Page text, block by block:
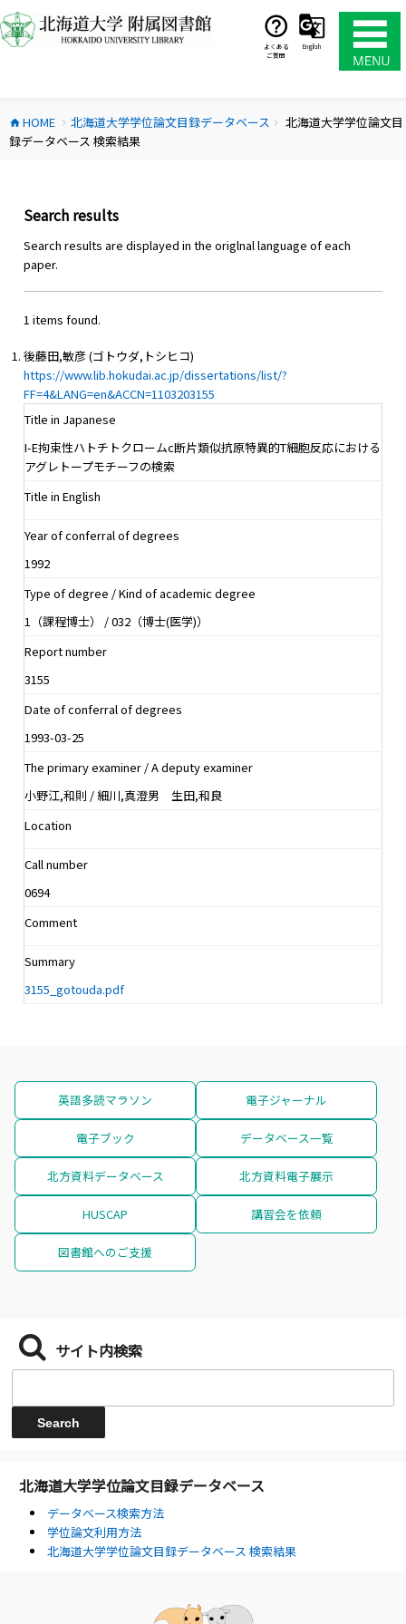
ン
テ
ス
キ
よくある
ご質問
English
home HOME chevron_right 北海道大学学位論文目録データベース chevron_right
北海道大学学位論文目
録データベース 検索結果
Search results
Search results are displayed in the origlnal language of each
paper.
1 items found.
後藤田,敏彦 (ゴトウダ,トシヒコ)
https://www.lib.hokudai.ac.jp/dissertations/list/?
FF=4&LANG=en&ACCN=1103203155
Title in Japanese
I-E拘束性ハトチトクロームc断片類似抗原特異的T細胞反応における
アグレトープモチーフの検索
Title in English
Year of conferral of degrees
1992
Type of degree / Kind of academic degree
1（課程博士） / 032（博士(医学)）
Report number
3155
Date of conferral of degrees
1993-03-25
The primary examiner / A deputy examiner
小野江,和則 / 細川,真澄男 生田,和良
Location
Call number
0694
Comment
Summary
3155_gotouda.pdf
英語多読マラソン 電子ジャーナル
電子ブック データベース一覧
北方資料データベース 北方資料電子展示
HUSCAP 講習会を依頼
図書館へのご支援
サイト内検索
北海道大学学位論文目録データベース
データベース検索方法
学位論文利用方法
北海道大学学位論文目録データベース 検索結果